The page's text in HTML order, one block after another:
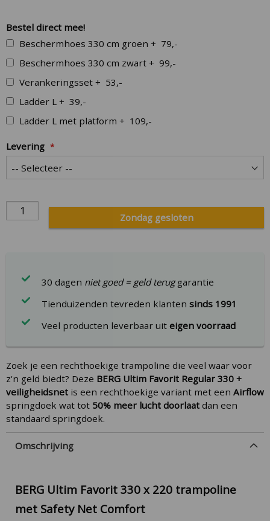
Bestel direct mee!
Beschermhoes 330 cm groen + 79,-
Beschermhoes 330 cm zwart + 99,-
Verankeringsset + 53,-
Ladder L + 39,-
Ladder L met platform + 109,-
Levering
Zondag gesloten
30 dagen niet goed = geld teruggarantie
Tienduizenden tevreden klantensinds 1991
Veel producten leverbaar uiteigen voorraad
Zoek je een rechthoekige trampoline die veel waar voor
z'n geld biedt? Deze BERG Ultim Favorit Regular 330 +
veiligheidsnet is een rechthoekige variant met een Airflow
springdoek wat tot 50% meer lucht doorlaat dan een
standaard springdoek.
Omschrijving
BERG Ultim Favorit 330 x 220 trampoline
met Safety Net Comfort